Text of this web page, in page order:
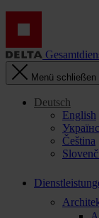
Menü schließen
Deutsch
English
Čeština